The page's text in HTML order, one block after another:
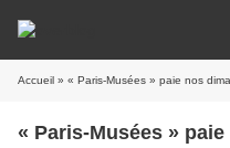
Accueil » « Paris-Musées » paie nos dimanches travaillés en différé… !
« Paris-Musées »